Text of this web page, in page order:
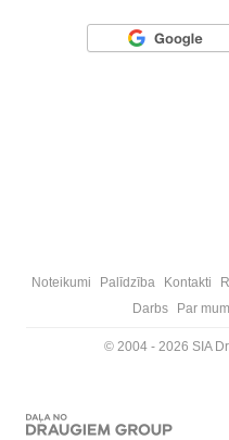
Noteikumi Palīdzība Kontakti
Darbs
Par
© 2004 - 2026 SIA